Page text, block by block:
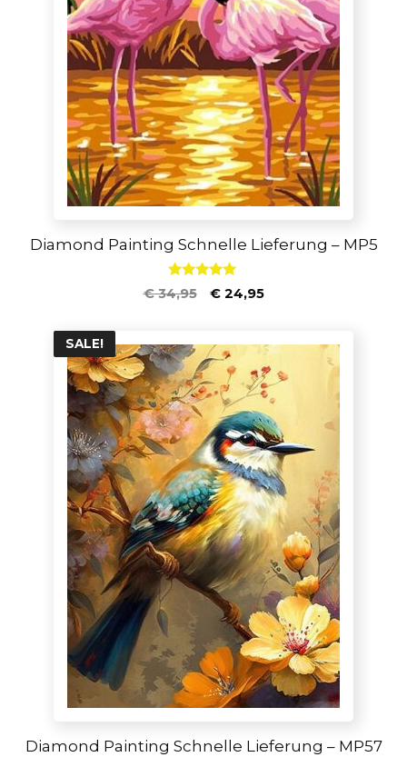
Diamond Painting Schnelle Lieferung – MP5
5.00
von 5
€34,95 €24,95
SALE!
Diamond Painting Schnelle Lieferung – MP57